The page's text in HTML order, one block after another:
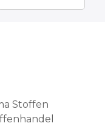
Stoffen